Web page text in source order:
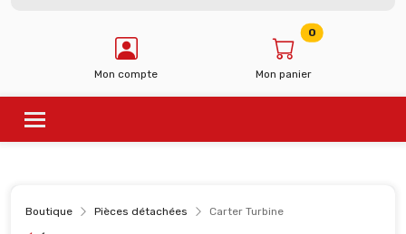
Mon compte Mon panier
0
Boutique Pièces détachées Carter Turbine